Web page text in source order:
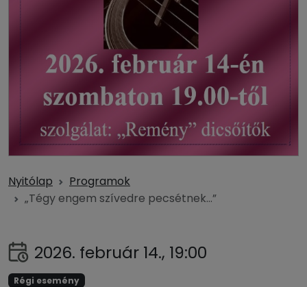
Nyitólap
Programok
„Tégy engem szívedre pecsétnek…”
2026. február 14., 19:00
Régi esemény